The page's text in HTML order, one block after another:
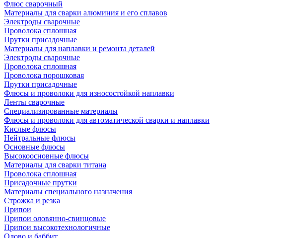
Флюс сварочный
Материалы для сварки алюминия и его сплавов
Электроды сварочные
Проволока сплошная
Прутки присадочные
Материалы для наплавки и ремонта деталей
Электроды сварочные
Проволока сплошная
Проволока порошковая
Прутки присадочные
Флюсы и проволоки для износостойкой наплавки
Ленты сварочные
Специализированные материалы
Флюсы и проволоки для автоматической сварки и наплавки
Кислые флюсы
Нейтральные флюсы
Основные флюсы
Высокоосновные флюсы
Материалы для сварки титана
Проволока сплошная
Присадочные прутки
Материалы специального назначения
Строжка и резка
Припои
Припои оловянно-свинцовые
Припои высокотехнологичные
Олово и баббит